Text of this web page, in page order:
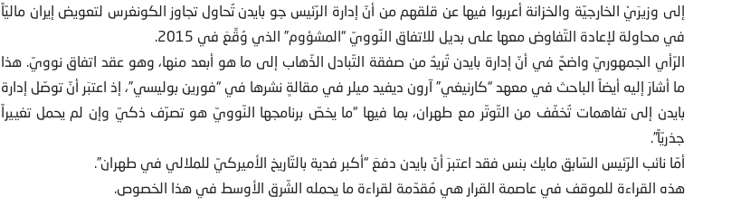
إلى وزيرَيْ الخارجيّة والخزانة أعربوا فيها عن قلقهم من أنّ إدارة الرّئيس جو بايدن تُحاول تجاوز الكونغرس لتعويض إيران ماليّاً
في محاولة لإعادة التّفاوض معها على بديل للاتفاق النّوويّ “المشؤوم” الذي وُقِّعَ في 2015.
الرّأي الجمهوريّ واضحٌ في أنّ إدارة بايدن تُريدُ من صفقة التّبادل الذّهاب إلى ما هو أبعد منها، وهو عقد اتفاق نوويّ. هذا
ما أشارَ إليه أيضاً الباحث في معهد “كارنيغي” آرون ديفيد ميلر في مقالةٍ نشرها في “فورين بوليسي”، إذ اعتبَر أنّ توصّل إدارة
بايدن إلى تفاهمات تُخفّف من التّوتّر مع طهران، بما فيها “ما يخصّ برنامجها النّوويّ هو تصرّف ذكيّ وإن لم يحمل تغييراً
جذريّاً”.
أمّا نائب الرّئيس السّابق مايك بنس فقد اعتبرَ أنّ بايدن دفعَ “أكبر فدية بالتّاريخ الأميركيّ للملالي في طهران”.
هذه القراءة للموقف في عاصمة القرار هي مُقدّمة لقراءة ما يحمله الشّرق الأوسط في هذا الخصوص.